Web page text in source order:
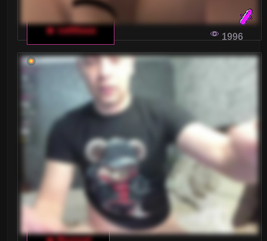
Wielkie Piersi
Wytrysk kobiecy
XXL
Zabawa analna
Zabawki
Średnie cyce
Żony
WŁOSKI CZAT DLA DOROSŁYCH: JAK
🔥 vattttaaa
1996